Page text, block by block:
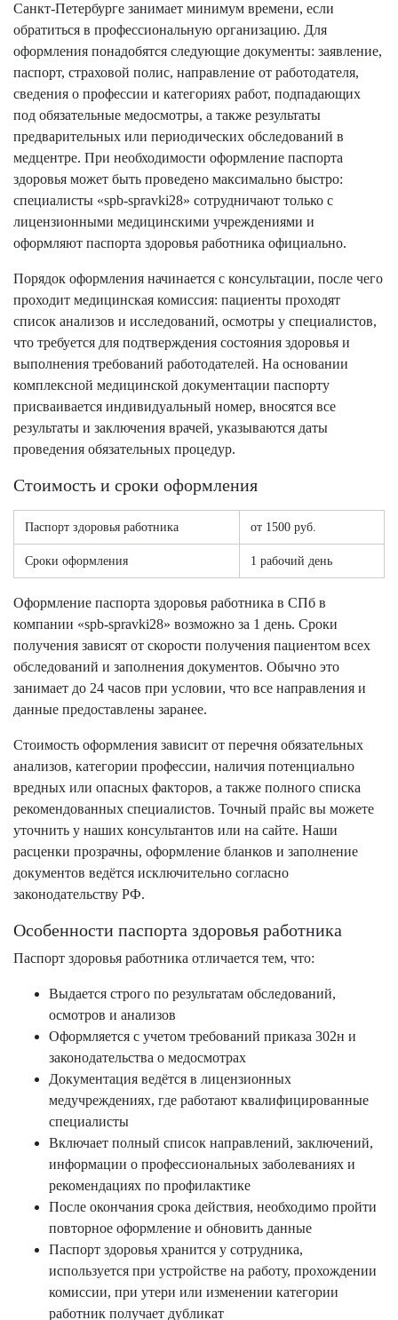
Санкт-Петербурге занимает минимум времени, если
обратиться в профессиональную организацию. Для
оформления понадобятся следующие документы: заявление,
паспорт, страховой полис, направление от работодателя,
сведения о профессии и категориях работ, подпадающих
под обязательные медосмотры, а также результаты
предварительных или периодических обследований в
медцентре. При необходимости оформление паспорта
здоровья может быть проведено максимально быстро:
специалисты «spb-spravki28» сотрудничают только с
лицензионными медицинскими учреждениями и
оформляют паспорта здоровья работника официально.
Порядок оформления начинается с консультации, после чего
проходит медицинская комиссия: пациенты проходят
список анализов и исследований, осмотры у специалистов,
что требуется для подтверждения состояния здоровья и
выполнения требований работодателей. На основании
комплексной медицинской документации паспорту
присваивается индивидуальный номер, вносятся все
результаты и заключения врачей, указываются даты
проведения обязательных процедур.
Стоимость и сроки оформления
Паспорт здоровья работника от 1500 руб.
Сроки оформления 1 рабочий день
Оформление паспорта здоровья работника в СПб в
компании «spb-spravki28» возможно за 1 день. Сроки
получения зависят от скорости получения пациентом всех
обследований и заполнения документов. Обычно это
занимает до 24 часов при условии, что все направления и
данные предоставлены заранее.
Стоимость оформления зависит от перечня обязательных
анализов, категории профессии, наличия потенциально
вредных или опасных факторов, а также полного списка
рекомендованных специалистов. Точный прайс вы можете
уточнить у наших консультантов или на сайте. Наши
расценки прозрачны, оформление бланков и заполнение
документов ведётся исключительно согласно
законодательству РФ.
Особенности паспорта здоровья работника
Паспорт здоровья работника отличается тем, что:
Выдается строго по результатам обследований,
осмотров и анализов
Оформляется с учетом требований приказа 302н и
законодательства о медосмотрах
Документация ведётся в лицензионных
медучреждениях, где работают квалифицированные
специалисты
Включает полный список направлений, заключений,
информации о профессиональных заболеваниях и
рекомендациях по профилактике
После окончания срока действия, необходимо пройти
повторное оформление и обновить данные
Паспорт здоровья хранится у сотрудника,
используется при устройстве на работу, прохождении
комиссии, при утери или изменении категории
работник получает дубликат